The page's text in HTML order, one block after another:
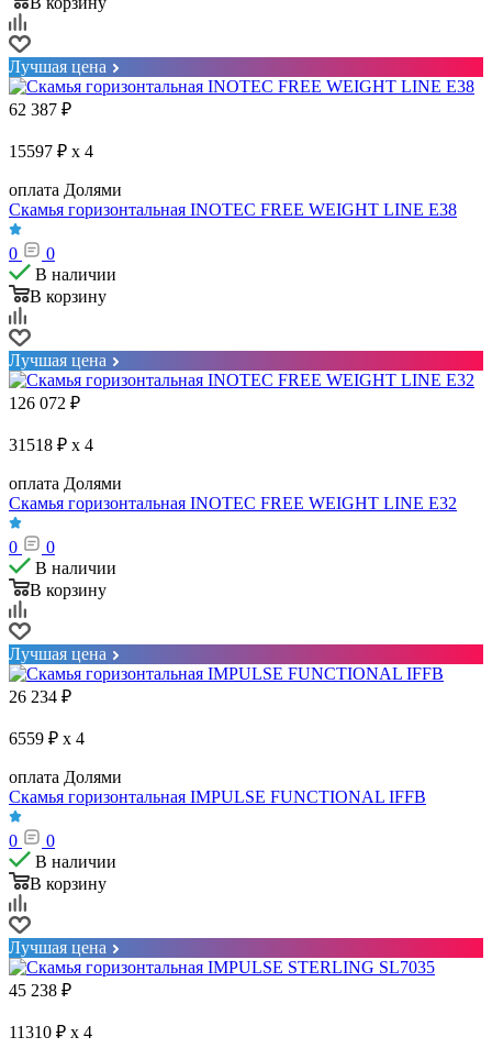
Лучшая цена
62 387 ₽
15597 ₽ x 4
оплата Долями
Скамья горизонтальная INOTEC FREE WEIGHT LINE E38
0
0
В наличии
В корзину
Лучшая цена
126 072 ₽
31518 ₽ x 4
оплата Долями
Скамья горизонтальная INOTEC FREE WEIGHT LINE E32
0
0
В наличии
В корзину
Лучшая цена
26 234 ₽
6559 ₽ x 4
оплата Долями
Скамья горизонтальная IMPULSE FUNCTIONAL IFFB
0
0
В наличии
В корзину
Лучшая цена
45 238 ₽
11310 ₽ x 4